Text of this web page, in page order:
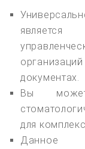
документах.
Вы
для
Данное